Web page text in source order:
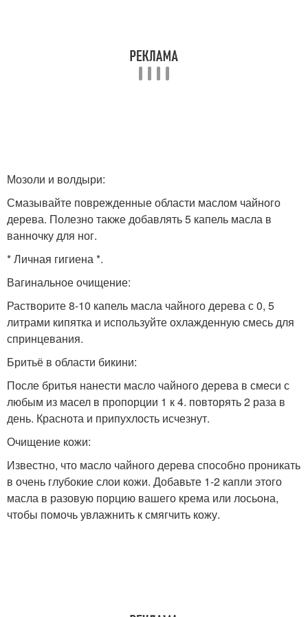
Мозоли и волдыри:
Смазывайте поврежденные области маслом чайного
дерева. Полезно также добавлять 5 капель масла в
ванночку для ног.
* Личная гигиена *.
Вагинальное очищение:
Растворите 8-10 капель масла чайного дерева с 0, 5
литрами кипятка и используйте охлажденную смесь для
спринцевания.
Бритьё в области бикини:
После бритья нанести масло чайного дерева в смеси с
любым из масел в пропорции 1 к 4. повторять 2 раза в
день. Краснота и припухлость исчезнут.
Очищение кожи:
Известно, что масло чайного дерева способно проникать
в очень глубокие слои кожи. Добавьте 1-2 капли этого
масла в разовую порцию вашего крема или лосьона,
чтобы помочь увлажнить к смягчить кожу.